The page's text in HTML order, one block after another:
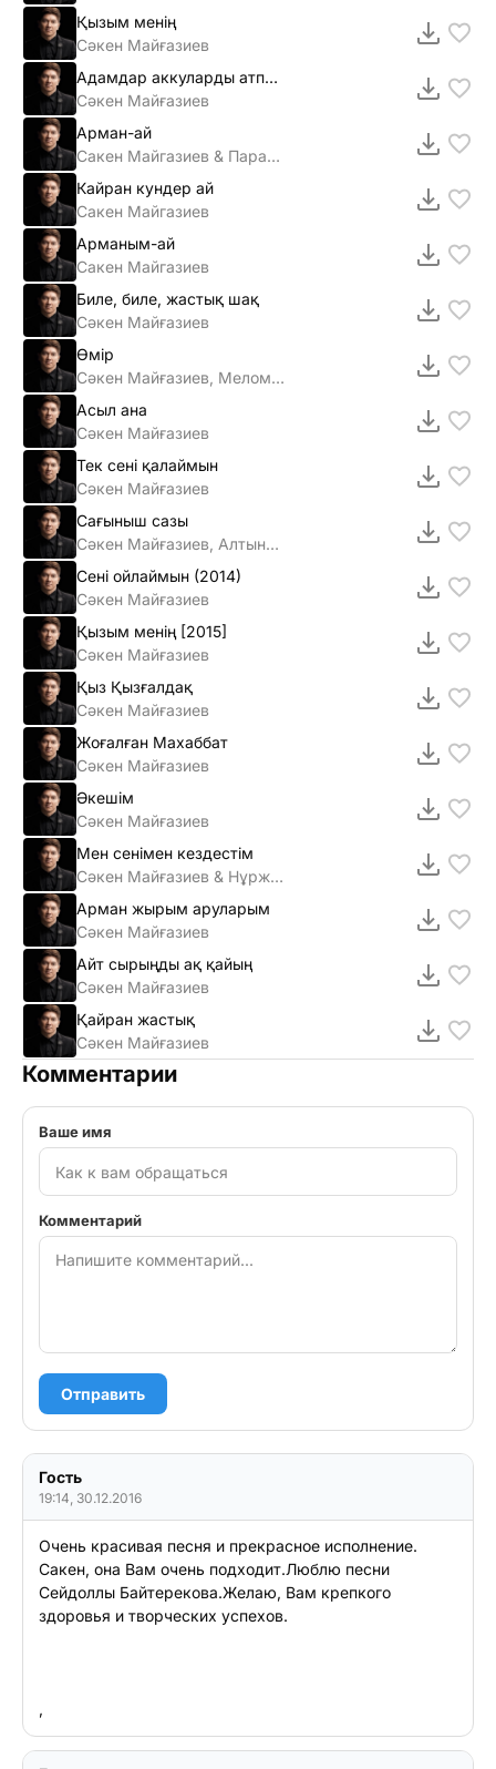
Қызым менің
Сәкен Майғазиев
Адамдар аккуларды атпандаршы
Сәкен Майғазиев
Арман-ай
Сакен Майгазиев & Парасат тобы
Кайран кундер ай
Сакен Майгазиев
Арманым-ай
Сакен Майгазиев
Биле, биле, жастық шақ
Сәкен Майғазиев
Өмір
Сәкен Майғазиев, Меломен тобы
Асыл ана
Сәкен Майғазиев
Тек сені қалаймын
Сәкен Майғазиев
Сағыныш сазы
Сәкен Майғазиев, Алтынай Жорабаева
Сенi ойлаймын (2014)
Сәкен Майғазиев
Қызым менiң [2015]
Сәкен Майғазиев
Қыз Қызғалдақ
Сәкен Майғазиев
Жоғалған Махаббат
Сәкен Майғазиев
Әкешім
Сәкен Майғазиев
Мен сенiмен кездестiм
Сәкен Майғазиев & Нұржамал Үсенбаева
Арман жырым аруларым
Сәкен Майғазиев
Айт сырыңды ақ қайың
Сәкен Майғазиев
Қайран жастық
Сәкен Майғазиев
Комментарии
Ваше имя
Комментарий
Отправить
Гость
19:14, 30.12.2016
Очень красивая песня и прекрасное исполнение.
Сакен, она Вам очень подходит.Люблю песни
Сейдоллы Байтерекова.Желаю, Вам крепкого
здоровья и творческих успехов.
,